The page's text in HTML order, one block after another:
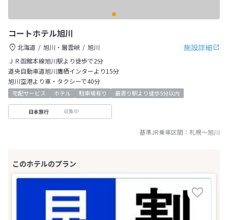
コートホテル旭川
施設詳細
北海道 旭川・層雲峡
旭川
ＪＲ函館本線旭川駅より徒歩で2分
道央自動車道旭川鷹栖インターより15分
旭川空港より車・タクシーで40分
宅配サービス ホテル 駐車場有り 最寄り駅より徒歩5分以内
日本旅行 収集中
基準JR乗車区間： 札幌～旭川